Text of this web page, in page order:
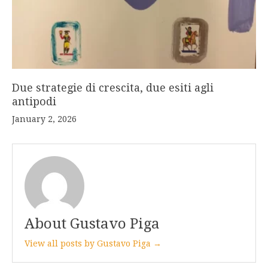
Due strategie di crescita, due esiti agli
antipodi
January 2, 2026
About Gustavo Piga
View all posts by Gustavo Piga →